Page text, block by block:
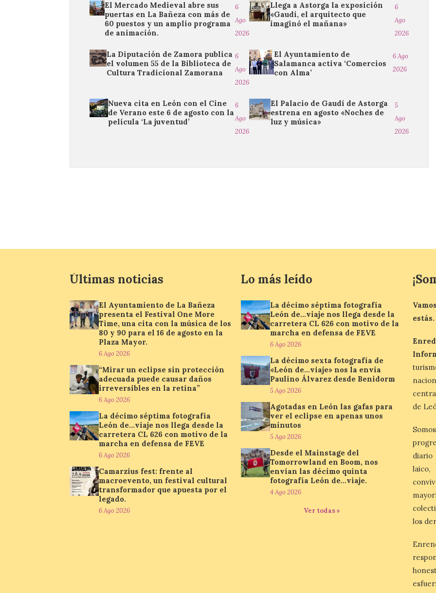
El Mercado Medieval abre sus
puertas en La Bañeza con más de
60 puestos y un amplio programa
de animación.
6
Ago
2026
Llega a Astorga la exposición
«Gaudí, el arquitecto que
imaginó el mañana»
6
Ago
2026
La Diputación de Zamora publica
el volumen 55 de la Biblioteca de
Cultura Tradicional Zamorana
6
Ago
2026
El Ayuntamiento de
Salamanca activa ‘Comercios
con Alma’
6 Ago
2026
Nueva cita en León con el Cine
de Verano este 6 de agosto con la
película ‘La juventud’
6
Ago
2026
El Palacio de Gaudí de Astorga
estrena en agosto «Noches de
luz y música»
5
Ago
2026
Últimas noticias
El Ayuntamiento de La Bañeza
presenta el Festival One More
Time, una cita con la música de los
80 y 90 para el 16 de agosto en la
Plaza Mayor.
6 Ago 2026
“Mirar un eclipse sin protección
adecuada puede causar daños
irreversibles en la retina”
6 Ago 2026
La décimo séptima fotografía
León de…viaje nos llega desde la
carretera CL 626 con motivo de la
marcha en defensa de FEVE
6 Ago 2026
Camarzius fest: frente al
macroevento, un festival cultural
transformador que apuesta por el
legado.
6 Ago 2026
Lo más leído
La décimo séptima fotografía
León de…viaje nos llega desde la
carretera CL 626 con motivo de la
marcha en defensa de FEVE
6 Ago 2026
La décimo sexta fotografía de
«León de…viaje» nos la envía
Paulino Álvarez desde Benidorm
5 Ago 2026
Agotadas en León las gafas para
ver el eclipse en apenas unos
minutos
5 Ago 2026
Desde el Mainstage del
Tomorrowland en Boom, nos
envían las décimo quinta
fotografía León de…viaje.
4 Ago 2026
Ver todas »
estás.
de
diario
los